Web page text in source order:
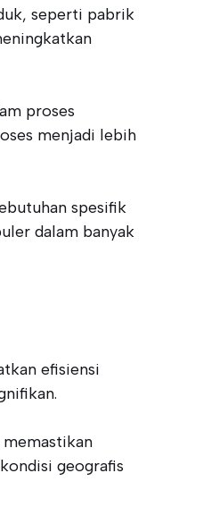
seperti pabrik
proses
menjadi lebih
spesifik
dalam banyak
efisiensi
geografis